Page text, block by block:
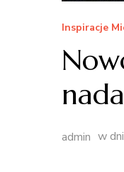
Inspiracje
admin w